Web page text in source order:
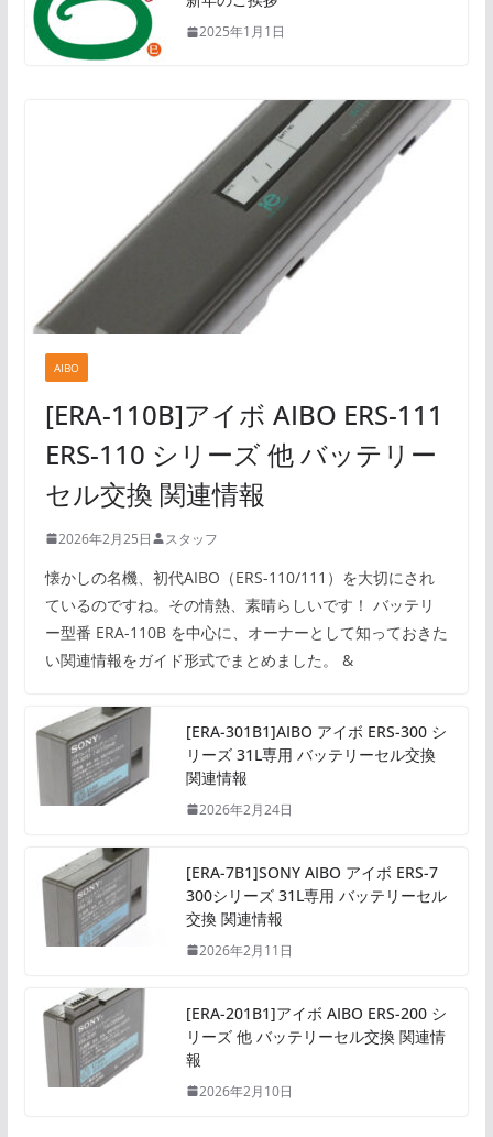
2025年1月1日
AIBO
[ERA-110B]アイボ AIBO ERS-111
ERS-110 シリーズ 他 バッテリー
セル交換 関連情報
2026年2月25日 スタッフ
懐かしの名機、初代AIBO（ERS-110/111）を大切にされ
ているのですね。その情熱、素晴らしいです！ バッテリ
ー型番 ERA-110B を中心に、オーナーとして知っておきた
い関連情報をガイド形式でまとめました。 &
[ERA-301B1]AIBO アイボ ERS-300 シ
リーズ 31L専用 バッテリーセル交換
関連情報
2026年2月24日
[ERA-7B1]SONY AIBO アイボ ERS-7
300シリーズ 31L専用 バッテリーセル
交換 関連情報
2026年2月11日
[ERA-201B1]アイボ AIBO ERS-200 シ
リーズ 他 バッテリーセル交換 関連情
報
2026年2月10日